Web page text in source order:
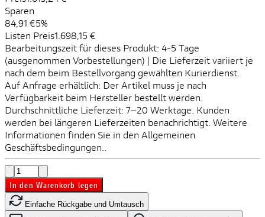
Sparen
84,91 €5%
Listen Preis1.698,15 €
Bearbeitungszeit für dieses Produkt: 4-5 Tage
(ausgenommen Vorbestellungen) | Die Lieferzeit variiert je
nach dem beim Bestellvorgang gewählten Kurierdienst.
Auf Anfrage erhältlich: Der Artikel muss je nach
Verfügbarkeit beim Hersteller bestellt werden.
Durchschnittliche Lieferzeit: 7–20 Werktage. Kunden
werden bei längeren Lieferzeiten benachrichtigt. Weitere
Informationen finden Sie in den Allgemeinen
Geschäftsbedingungen..
In den Warenkorb legen
Einfache Rückgabe und Umtausch